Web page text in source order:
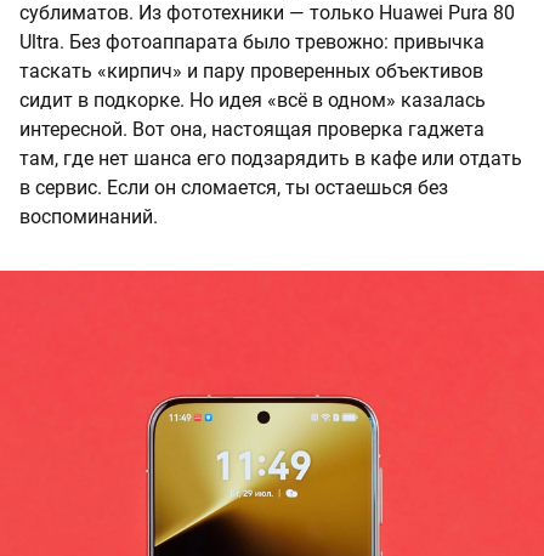
сублиматов. Из фототехники — только Huawei Pura 80
Ultra. Без фотоаппарата было тревожно: привычка
таскать «кирпич» и пару проверенных объективов
сидит в подкорке. Но идея «всё в одном» казалась
интересной. Вот она, настоящая проверка гаджета
там, где нет шанса его подзарядить в кафе или отдать
в сервис. Если он сломается, ты остаешься без
воспоминаний.